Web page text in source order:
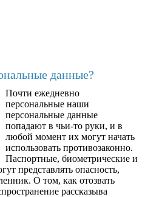
данные?
Почти ежедневно
персональные наши
персональные данные
попадают в чьи-то руки, и в
любой момент их могут начать
использовать противозаконно.
Паспортные, биометрические и
представлять опасность,
О том, как отозвать
рассказыва